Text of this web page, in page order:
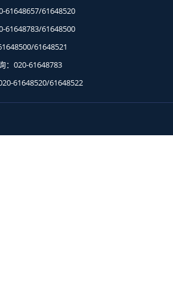
61648657/61648520
61648783/61648500
61648521
：020-61648783
61648520/61648522